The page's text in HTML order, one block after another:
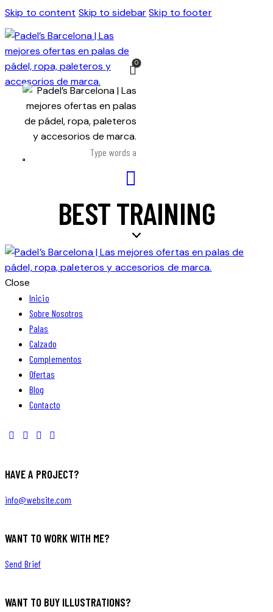
Skip to content Skip to sidebar Skip to footer
0
BEST TRAINING
Close
Inicio
Sobre Nosotros
Palas
Calzado
Complementos
Ofertas
Blog
Contacto
HAVE A PROJECT?
info@website.com
WANT TO WORK WITH ME?
Send Brief
WANT TO BUY ILLUSTRATIONS?